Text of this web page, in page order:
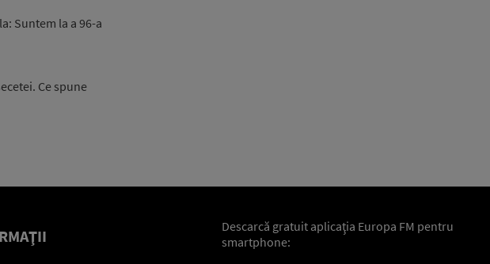
Suntem la a 96-a
Ce spune
Descarcă gratuit aplicaţia Europa FM pentru
smartphone: